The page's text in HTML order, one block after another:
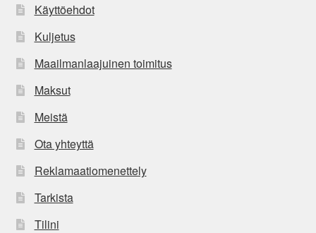
Käyttöehdot
Kuljetus
Maailmanlaajuinen toimitus
Maksut
Meistä
Ota yhteyttä
Reklamaatiomenettely
Tarkista
Tilini